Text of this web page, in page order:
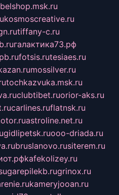
kosmoscreative.ru
tiffany-c.ru
галактика73.рф
fotsis.rutesiaes.ru
mossilver.ru
tochkazvuka.msk.ru
clubtibet.ruorior-aks.ru
carlines.ruflatnsk.ru
astroline.net.ru
gidlipetsk.ruooo-driada.ru
bruslanovo.rusiterem.ru
kafekolizey.ru
grinox.ru
kameryjooan.ru